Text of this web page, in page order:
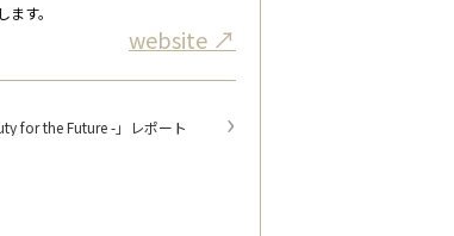
す。
website
for the Future -」レポート